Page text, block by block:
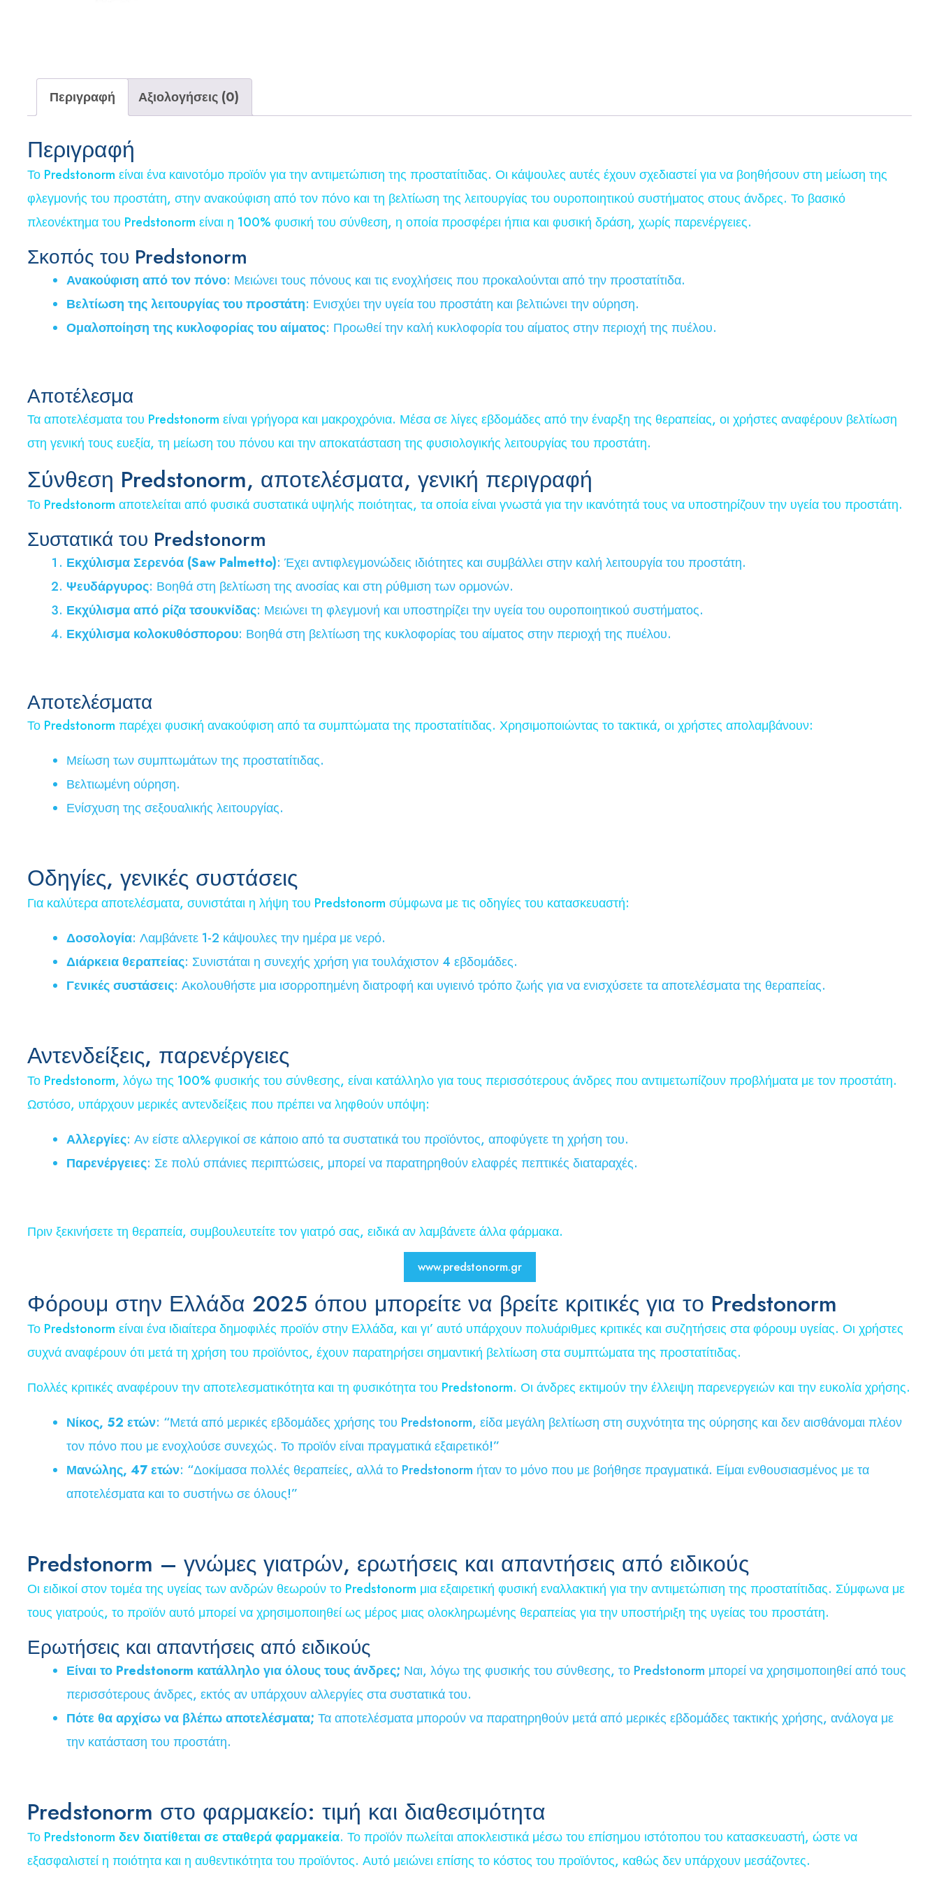
Περιγραφή Αξιολογήσεις (0)
Περιγραφή
Το Predstonorm είναι ένα καινοτόμο προϊόν για την αντιμετώπιση της προστατίτιδας. Οι κάψουλες αυτές έχουν σχεδιαστεί για να βοηθήσουν στη μείωση της
φλεγμονής του προστάτη, στην ανακούφιση από τον πόνο και τη βελτίωση της λειτουργίας του ουροποιητικού συστήματος στους άνδρες. Το βασικό
πλεονέκτημα του Predstonorm είναι η 100% φυσική του σύνθεση, η οποία προσφέρει ήπια και φυσική δράση, χωρίς παρενέργειες.
Σκοπός του Predstonorm
Ανακούφιση από τον πόνο: Μειώνει τους πόνους και τις ενοχλήσεις που προκαλούνται από την προστατίτιδα.
Βελτίωση της λειτουργίας του προστάτη: Ενισχύει την υγεία του προστάτη και βελτιώνει την ούρηση.
Ομαλοποίηση της κυκλοφορίας του αίματος: Προωθεί την καλή κυκλοφορία του αίματος στην περιοχή της πυέλου.
Αποτέλεσμα
Τα αποτελέσματα του Predstonorm είναι γρήγορα και μακροχρόνια. Μέσα σε λίγες εβδομάδες από την έναρξη της θεραπείας, οι χρήστες αναφέρουν βελτίωση
στη γενική τους ευεξία, τη μείωση του πόνου και την αποκατάσταση της φυσιολογικής λειτουργίας του προστάτη.
Σύνθεση Predstonorm, αποτελέσματα, γενική περιγραφή
Το Predstonorm αποτελείται από φυσικά συστατικά υψηλής ποιότητας, τα οποία είναι γνωστά για την ικανότητά τους να υποστηρίζουν την υγεία του προστάτη.
Συστατικά του Predstonorm
Εκχύλισμα Σερενόα (Saw Palmetto): Έχει αντιφλεγμονώδεις ιδιότητες και συμβάλλει στην καλή λειτουργία του προστάτη.
Ψευδάργυρος: Βοηθά στη βελτίωση της ανοσίας και στη ρύθμιση των ορμονών.
Εκχύλισμα από ρίζα τσουκνίδας: Μειώνει τη φλεγμονή και υποστηρίζει την υγεία του ουροποιητικού συστήματος.
Εκχύλισμα κολοκυθόσπορου: Βοηθά στη βελτίωση της κυκλοφορίας του αίματος στην περιοχή της πυέλου.
Αποτελέσματα
Το Predstonorm παρέχει φυσική ανακούφιση από τα συμπτώματα της προστατίτιδας. Χρησιμοποιώντας το τακτικά, οι χρήστες απολαμβάνουν:
Μείωση των συμπτωμάτων της προστατίτιδας.
Βελτιωμένη ούρηση.
Ενίσχυση της σεξουαλικής λειτουργίας.
Οδηγίες, γενικές συστάσεις
Για καλύτερα αποτελέσματα, συνιστάται η λήψη του Predstonorm σύμφωνα με τις οδηγίες του κατασκευαστή:
Δοσολογία: Λαμβάνετε 1-2 κάψουλες την ημέρα με νερό.
Διάρκεια θεραπείας: Συνιστάται η συνεχής χρήση για τουλάχιστον 4 εβδομάδες.
Γενικές συστάσεις: Ακολουθήστε μια ισορροπημένη διατροφή και υγιεινό τρόπο ζωής για να ενισχύσετε τα αποτελέσματα της θεραπείας.
Αντενδείξεις, παρενέργειες
Το Predstonorm, λόγω της 100% φυσικής του σύνθεσης, είναι κατάλληλο για τους περισσότερους άνδρες που αντιμετωπίζουν προβλήματα με τον προστάτη.
Ωστόσο, υπάρχουν μερικές αντενδείξεις που πρέπει να ληφθούν υπόψη:
Αλλεργίες: Αν είστε αλλεργικοί σε κάποιο από τα συστατικά του προϊόντος, αποφύγετε τη χρήση του.
Παρενέργειες: Σε πολύ σπάνιες περιπτώσεις, μπορεί να παρατηρηθούν ελαφρές πεπτικές διαταραχές.
Πριν ξεκινήσετε τη θεραπεία, συμβουλευτείτε τον γιατρό σας, ειδικά αν λαμβάνετε άλλα φάρμακα.
www.predstonorm.gr
Φόρουμ στην Ελλάδα 2025 όπου μπορείτε να βρείτε κριτικές για το Predstonorm
Το Predstonorm είναι ένα ιδιαίτερα δημοφιλές προϊόν στην Ελλάδα, και γι’ αυτό υπάρχουν πολυάριθμες κριτικές και συζητήσεις στα φόρουμ υγείας. Οι χρήστες
συχνά αναφέρουν ότι μετά τη χρήση του προϊόντος, έχουν παρατηρήσει σημαντική βελτίωση στα συμπτώματα της προστατίτιδας.
Πολλές κριτικές αναφέρουν την αποτελεσματικότητα και τη φυσικότητα του Predstonorm. Οι άνδρες εκτιμούν την έλλειψη παρενεργειών και την ευκολία χρήσης.
Νίκος, 52 ετών: “Μετά από μερικές εβδομάδες χρήσης του Predstonorm, είδα μεγάλη βελτίωση στη συχνότητα της ούρησης και δεν αισθάνομαι πλέον
τον πόνο που με ενοχλούσε συνεχώς. Το προϊόν είναι πραγματικά εξαιρετικό!”
Μανώλης, 47 ετών: “Δοκίμασα πολλές θεραπείες, αλλά το Predstonorm ήταν το μόνο που με βοήθησε πραγματικά. Είμαι ενθουσιασμένος με τα
αποτελέσματα και το συστήνω σε όλους!”
Predstonorm – γνώμες γιατρών, ερωτήσεις και απαντήσεις από ειδικούς
Οι ειδικοί στον τομέα της υγείας των ανδρών θεωρούν το Predstonorm μια εξαιρετική φυσική εναλλακτική για την αντιμετώπιση της προστατίτιδας. Σύμφωνα με
τους γιατρούς, το προϊόν αυτό μπορεί να χρησιμοποιηθεί ως μέρος μιας ολοκληρωμένης θεραπείας για την υποστήριξη της υγείας του προστάτη.
Ερωτήσεις και απαντήσεις από ειδικούς
Είναι το Predstonorm κατάλληλο για όλους τους άνδρες; Ναι, λόγω της φυσικής του σύνθεσης, το Predstonorm μπορεί να χρησιμοποιηθεί από τους
περισσότερους άνδρες, εκτός αν υπάρχουν αλλεργίες στα συστατικά του.
Πότε θα αρχίσω να βλέπω αποτελέσματα; Τα αποτελέσματα μπορούν να παρατηρηθούν μετά από μερικές εβδομάδες τακτικής χρήσης, ανάλογα με
την κατάσταση του προστάτη.
Predstonorm στο φαρμακείο: τιμή και διαθεσιμότητα
Το Predstonorm δεν διατίθεται σε σταθερά φαρμακεία. Το προϊόν πωλείται αποκλειστικά μέσω του επίσημου ιστότοπου του κατασκευαστή, ώστε να
εξασφαλιστεί η ποιότητα και η αυθεντικότητα του προϊόντος. Αυτό μειώνει επίσης το κόστος του προϊόντος, καθώς δεν υπάρχουν μεσάζοντες.